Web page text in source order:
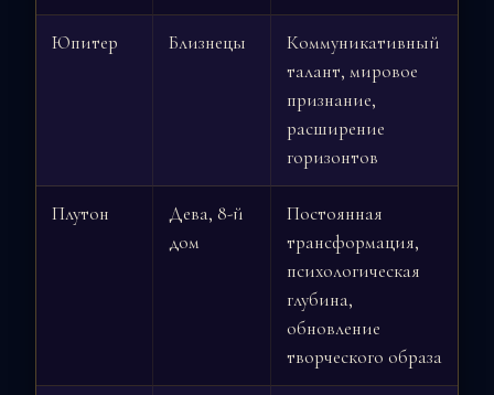
Юпитер Близнецы
Коммуникативный
талант, мировое
признание,
расширение
горизонтов
Плутон
Дева, 8-й
дом
Постоянная
трансформация,
психологическая
глубина,
обновление
творческого образа